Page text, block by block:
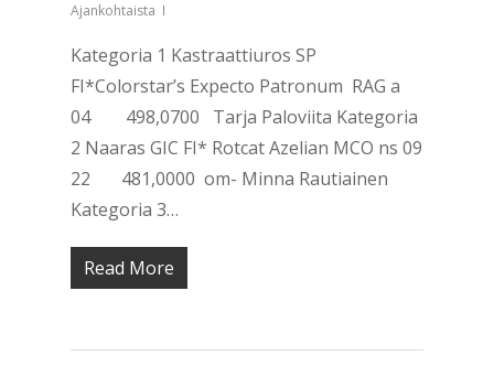
Ajankohtaista
Kategoria 1 Kastraattiuros SP
FI*Colorstar’s Expecto Patronum RAG a
04 498,0700 Tarja Paloviita Kategoria
2 Naaras GIC FI* Rotcat Azelian MCO ns 09
22 481,0000 om- Minna Rautiainen
Kategoria 3…
Read More